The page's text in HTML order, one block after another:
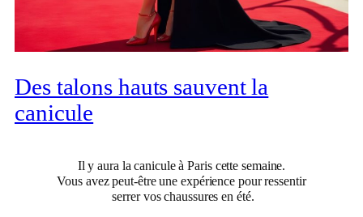
Des talons hauts sauvent la
canicule
Il y aura la canicule à Paris cette semaine.
Vous avez peut-être une expérience pour ressentir
serrer vos chaussures en été.